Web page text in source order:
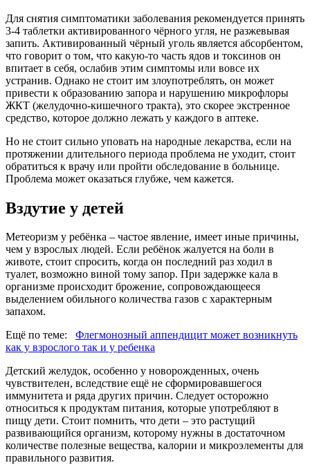
Для снятия симптоматики заболевания рекомендуется принять
3-4 таблетки активированного чёрного угля, не разжевывая
запить. Активированный чёрный уголь является абсорбентом,
что говорит о том, что какую-то часть ядов и токсинов он
впитает в себя, ослабив этим симптомы или вовсе их
устранив. Однако не стоит им злоупотреблять, он может
привести к образованию запора и нарушению микрофлоры
ЖКТ (желудочно-кишечного тракта), это скорее экстренное
средство, которое должно лежать у каждого в аптеке.
Но не стоит сильно уповать на народные лекарства, если на
протяжении длительного периода проблема не уходит, стоит
обратиться к врачу или пройти обследование в больнице.
Проблема может оказаться глубже, чем кажется.
Вздутие у детей
Метеоризм у ребёнка – частое явление, имеет иные причины,
чем у взрослых людей. Если ребёнок жалуется на боли в
животе, стоит спросить, когда он последний раз ходил в
туалет, возможно виной тому запор. При задержке кала в
организме происходит брожение, сопровождающееся
выделением обильного количества газов с характерным
запахом.
Ещё по теме:
Флегмонозный аппендицит может возникнуть
как у взрослого так и у ребенка
Детский желудок, особенно у новорожденных, очень
чувствителен, вследствие ещё не сформировавшегося
иммунитета и ряда других причин. Следует осторожно
относиться к продуктам питания, которые употребляют в
пищу дети. Стоит помнить, что дети – это растущий
развивающийся организм, которому нужны в достаточном
количестве полезные вещества, калории и микроэлементы для
правильного развития.